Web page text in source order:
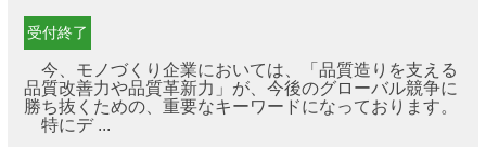
受付終了
今、モノづくり企業においては、「品質造りを支える
品質改善力や品質革新力」が、今後のグローバル競争に
勝ち抜くための、重要なキーワードになっております。
特にデ ...